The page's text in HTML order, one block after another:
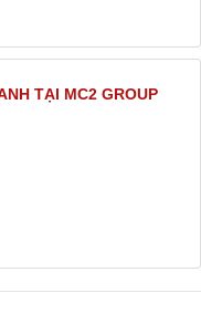
TẠI MC2 GROUP